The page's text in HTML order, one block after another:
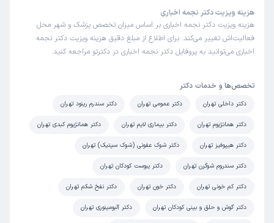
هزینه ویزیت دکتر نجمه اخباری
هزینه ویزیت دکتر نجمه اخباری بر اساس میزان تخصص پزشک و شهر محل
فعالیت‌اش تغییر می‌کند. برای اطلاع از مبلغ دقیق هزینه ویزیت دکتر نجمه
اخباری می‌توانید به پروفایل دکتر نجمه اخباری در دکترتو مراجعه کنید.
تخصص‌ها و خدمات دکتر
دکتر داخلی تهران دکتر عمومی تهران دکتر سندرم رینود تهران
دکتر همانژیوم تهران دکتر بیماری لایم تهران دکتر همانژیوم کبدی تهران
دکتر هیپوفیز تهران دکتر شوک عفونی (شوک سپتیک) تهران
دکتر سندروم شوگرن تهران دکتر یبوست کودکان تهران
دکتر کم خونی تهران دکتر خون تهران دکتر نفخ شکم تهران
دکتر گوش و حلق و بینی کودکان تهران دکتر آلبومینوری تهران